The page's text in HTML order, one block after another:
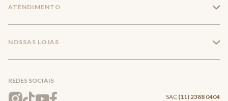
Trabalhe conosco
Mapa do Site
Meus pedidos
Wishlist
ATENDIMENTO +
Entrega e Frete
NOSSAS LOJAS +
REDES SOCIAIS
SAC (11) 2388 0404